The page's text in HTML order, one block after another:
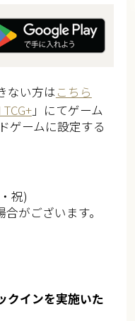
ない方はこちら
」にてゲーム
ゲームに設定する
祝)​​
がございます。
クインを実施いた